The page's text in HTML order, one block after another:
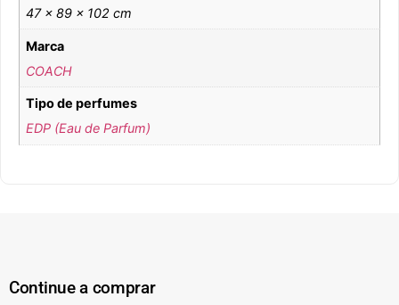
47 × 89 × 102 cm
Marca
COACH
Tipo de perfumes
EDP (Eau de Parfum)
Continue a comprar